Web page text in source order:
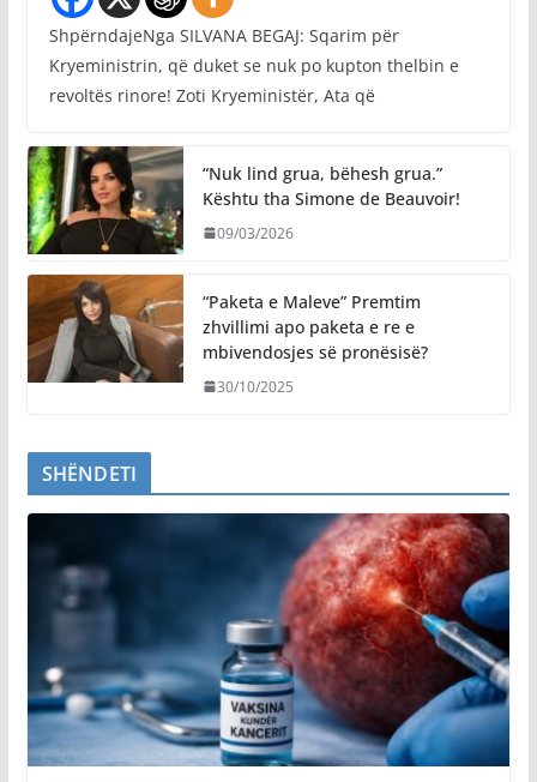
ShpërndajeNga SILVANA BEGAJ: Sqarim për
Kryeministrin, që duket se nuk po kupton thelbin e
revoltës rinore! Zoti Kryeministër, Ata që
“Nuk lind grua, bëhesh grua.”
Kështu tha Simone de Beauvoir!
09/03/2026
“Paketa e Maleve” Premtim
zhvillimi apo paketa e re e
mbivendosjes së pronësisë?
30/10/2025
SHËNDETI